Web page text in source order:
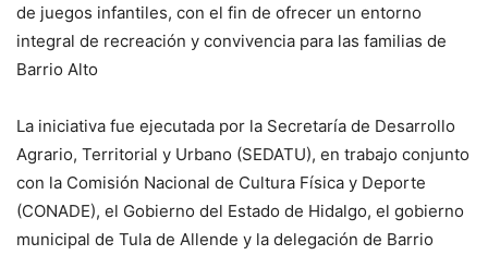
de juegos infantiles, con el fin de ofrecer un entorno
integral de recreación y convivencia para las familias de
Barrio Alto
La iniciativa fue ejecutada por la Secretaría de Desarrollo
Agrario, Territorial y Urbano (SEDATU), en trabajo conjunto
con la Comisión Nacional de Cultura Física y Deporte
(CONADE), el Gobierno del Estado de Hidalgo, el gobierno
municipal de Tula de Allende y la delegación de Barrio